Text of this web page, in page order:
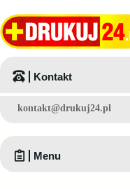
Kontakt
kontakt@drukuj24.pl
Menu